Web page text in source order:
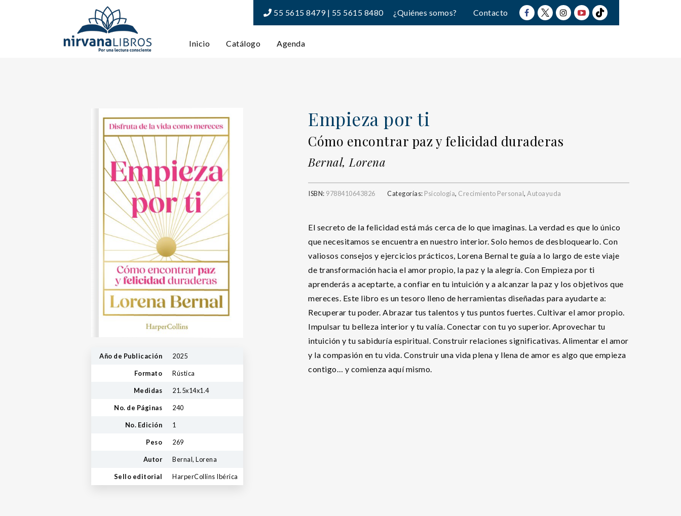
55 5615 8479 | 55 5615 8480 ¿Quiénes somos? Contacto
Inicio Catálogo Agenda
Año de Publicación 2025
Formato Rústica
Medidas 21.5x14x1.4
No. de Páginas 240
No. Edición 1
Peso 269
Autor Bernal, Lorena
Sello editorial HarperCollins Ibérica
Empieza por ti
Cómo encontrar paz y felicidad duraderas
Bernal, Lorena
ISBN: 9788410643826 Categorías: Psicología, Crecimiento Personal, Autoayuda
El secreto de la felicidad está más cerca de lo que imaginas. La verdad es que lo único
que necesitamos se encuentra en nuestro interior. Solo hemos de desbloquearlo. Con
valiosos consejos y ejercicios prácticos, Lorena Bernal te guía a lo largo de este viaje
de transformación hacia el amor propio, la paz y la alegría. Con Empieza por ti
aprenderás a aceptarte, a confiar en tu intuición y a alcanzar la paz y los objetivos que
mereces. Este libro es un tesoro lleno de herramientas diseñadas para ayudarte a:
Recuperar tu poder. Abrazar tus talentos y tus puntos fuertes. Cultivar el amor propio.
Impulsar tu belleza interior y tu valía. Conectar con tu yo superior. Aprovechar tu
intuición y tu sabiduría espiritual. Construir relaciones significativas. Alimentar el amor
y la compasión en tu vida. Construir una vida plena y llena de amor es algo que empieza
contigo… y comienza aquí mismo.